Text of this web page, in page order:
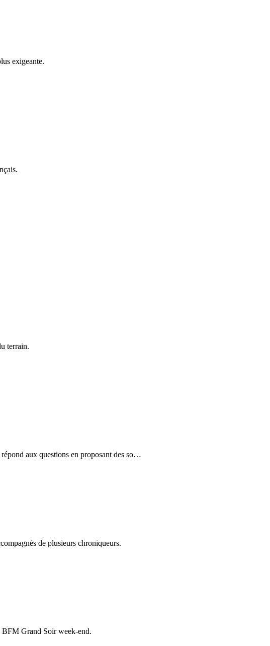
exigeante.
terrain.
aux questions en proposant des so…
de plusieurs chroniqueurs.
BFM Grand Soir week-end.